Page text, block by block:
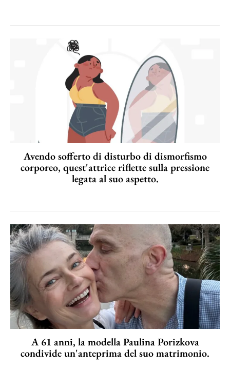
Avendo sofferto di disturbo di dismorfismo
corporeo, quest'attrice riflette sulla pressione
legata al suo aspetto.
A 61 anni, la modella Paulina Porizkova
condivide un'anteprima del suo matrimonio.